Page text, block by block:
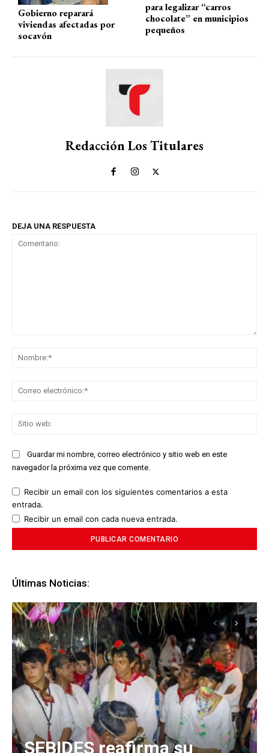
Gobierno reparará
viviendas afectadas por
socavón
para legalizar “carros
chocolate” en municipios
pequeños
Redacción Los Titulares
DEJA UNA RESPUESTA
Guardar mi nombre, correo electrónico y sitio web en este
navegador la próxima vez que comente.
Recibir un email con los siguientes comentarios a esta
entrada.
Recibir un email con cada nueva entrada.
Últimas Noticias:
SEBIDES reafirma su